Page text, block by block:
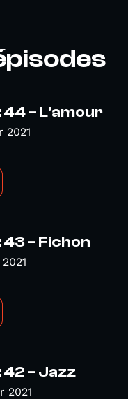
44 – L'amour
2021
– Fichon
42 – Jazz
2021